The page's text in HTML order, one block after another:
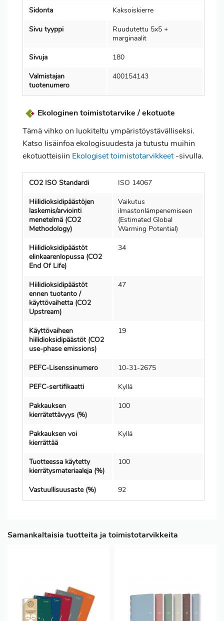
Sidonta
Kaksoiskierre
Sivu tyyppi
Ruudutettu 5x5 +
marginaalit
Sivuja
180
Valmistajan
tuotenumero
400154143
Ekologinen toimistotarvike / ekotuote
Tämä vihko on luokiteltu ympäristöystävälliseksi.
Katso lisäinfoa ekologisuudesta ja tutustu muihin
ekotuotteisiin Ekologiset toimistotarvikkeet-sivulla.
CO2 ISO Standardi
ISO 14067
Hiilidioksidipäästöjen
laskemis/arviointi
menetelmä (CO2
Methodology)
Vaikutus
ilmastonlämpenemiseen
(Estimated Global
Warming Potential)
Hiilidioksidipäästöt
elinkaarenlopussa (CO2
End Of Life)
34
Hiilidioksidipäästöt
ennen tuotanto /
käyttövaihetta (CO2
Upstream)
47
Käyttövaiheen
hiilidioksidipäästöt (CO2
use-phase emissions)
19
PEFC-Lisenssinumero
10-31-2675
PEFC-sertifikaatti
Kyllä
Pakkauksen
kierrätettävyys (%)
100
Pakkauksen voi
kierrättää
Kyllä
Tuotteessa käytetty
kierrätysmateriaaleja (%)
100
Vastuullisuusaste (%) 92
Samankaltaisia tuotteita ja toimistotarvikkeita